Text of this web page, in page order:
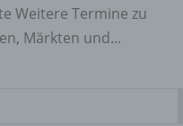
Weitere Termine zu
Märkten und...